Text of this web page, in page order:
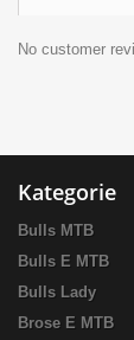
No customer
Kategorie
Bulls MTB
Bulls E MTB
Bulls Lady
Brose E MTB